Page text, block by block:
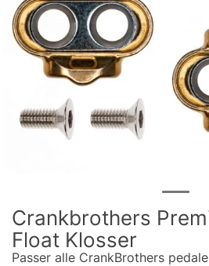
Crankbrothers
Float Klosser
Passer alle CrankBrothers